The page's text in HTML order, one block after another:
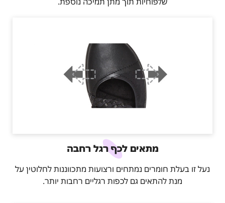
מתאים לכף רגל רחבה
נעל זו בעלת חומרים נמתחים ורצועות מתכווננות לחלוטין על
מנת להתאים גם לכפות רגליים רחבות יותר.